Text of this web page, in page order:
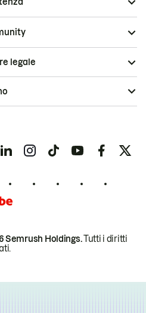
Semrush Holdings.Tutti i diritti
legale